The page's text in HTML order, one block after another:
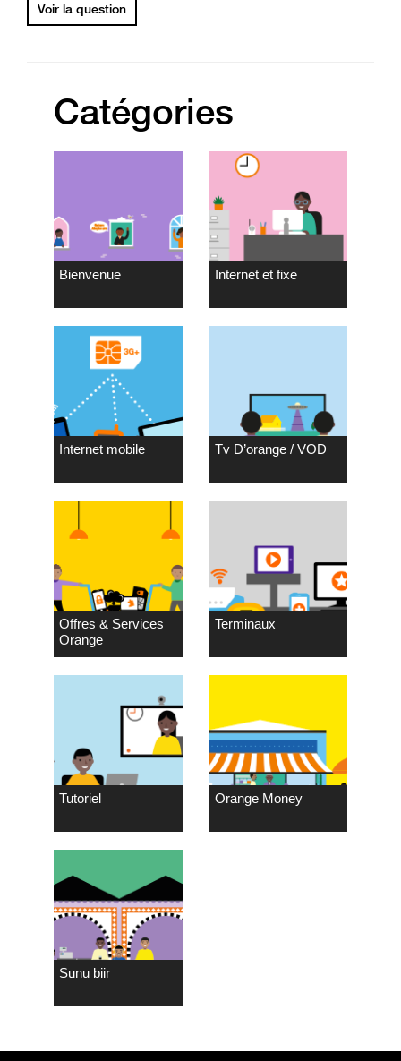
Voir la question
Catégories
Bienvenue Internet et fixe
Internet mobile Tv D’orange / VOD
Offres & Services
Orange
Terminaux
Tutoriel Orange Money
Sunu biir